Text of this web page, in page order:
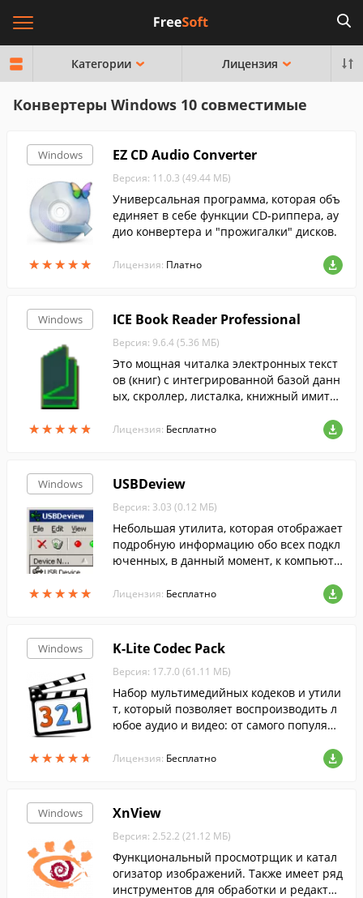
Категории Лицензия
Конвертеры Windows 10 совместимые
Windows
★★★★★
★★★★★
EZ CD Audio Converter
Версия: 11.0.3 (49.44 МБ)
Универсальная программа, которая объ
единяет в себе функции CD-риппера, ау
дио конвертера и "прожигалки" дисков.
Лицензия: Платно
Windows
★★★★★
★★★★★
ICE Book Reader Professional
Версия: 9.6.4 (5.36 МБ)
Это мощная читалка электронных текст
ов (книг) с интегрированной базой данн
ых, скроллер, листалка, книжный имитат
здавать MP3, видео книги и слайдшоу....
Лицензия: Бесплатно
Windows
★★★★★
★★★★★
USBDeview
Версия: 3.03 (0.12 МБ)
Небольшая утилита, которая отображает
подробную информацию обо всех подкл
юченных, в данный момент, к компьюте
Лицензия: Бесплатно
Windows
★★★★★
★★★★★
K-Lite Codec Pack
Версия: 17.7.0 (61.11 МБ)
Набор мультимедийных кодеков и утили
т, который позволяет воспроизводить л
юбое аудио и видео: от самого популярн
Лицензия: Бесплатно
Windows XnView
Версия: 2.52.2 (21.12 МБ)
Функциональный просмотрщик и катал
огизатор изображений. Также имеет ряд
инструментов для обработки и редактир